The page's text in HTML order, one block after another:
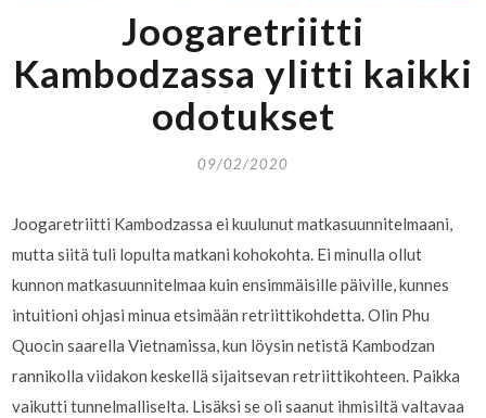
Joogaretriitti
Kambodzassa ylitti kaikki
odotukset
09/02/2020
Joogaretriitti Kambodzassa ei kuulunut matkasuunnitelmaani,
mutta siitä tuli lopulta matkani kohokohta. Ei minulla ollut
kunnon matkasuunnitelmaa kuin ensimmäisille päiville, kunnes
intuitioni ohjasi minua etsimään retriittikohdetta. Olin Phu
Quocin saarella Vietnamissa, kun löysin netistä Kambodzan
rannikolla viidakon keskellä sijaitsevan retriittikohteen. Paikka
vaikutti tunnelmalliselta. Lisäksi se oli saanut ihmisiltä valtavaa